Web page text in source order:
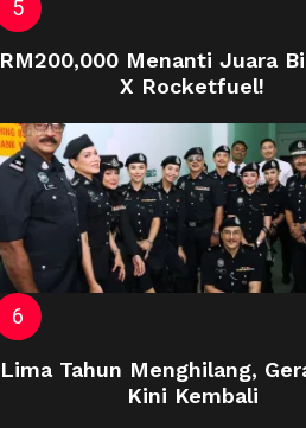
RM200,000 Menanti Juara
X Rocketfuel!
Lima Tahun Menghilang,
Kini Kembali